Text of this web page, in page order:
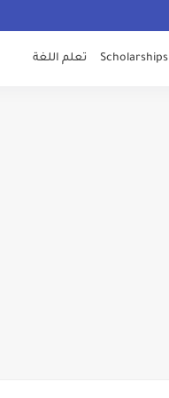
Scholarships تعلم اللغة